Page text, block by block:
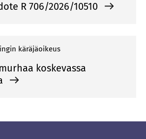
R 706/2026/10510
kä­rä­jä­oi­keus
koskevassa